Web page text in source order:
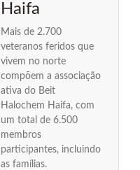
Haifa
Mais de 2.700
veteranos feridos que
vivem no norte
compõem a associação
ativa do Beit
Halochem Haifa, com
um total de 6.500
membros
participantes, incluindo
as famílias.